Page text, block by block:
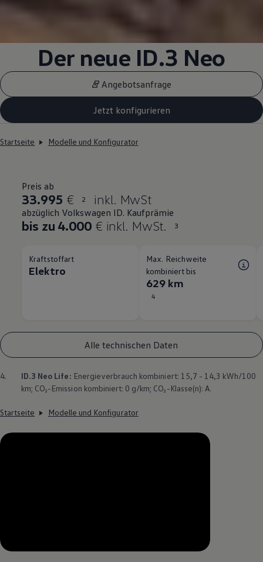
Der neue ID.3 Neo
Angebotsanfrage
Jetzt konfigurieren
Startseite Modelle und Konfigurator
Preis ab
33.995 € 2 inkl. MwSt
abzüglich Volkswagen ID. Kaufprämie
bis zu 4.000 € inkl. MwSt. 3
Kraftstoffart
Elektro
Max. Reichweite
kombiniert bis
629 km
4
Alle technischen Daten
4. ID.3 Neo Life: Energieverbrauch kombiniert: 15,7 - 14,3 kWh/100
km; CO₂-Emission kombiniert: 0 g/km; CO₂-Klasse(n): A.
Startseite Modelle und Konfigurator